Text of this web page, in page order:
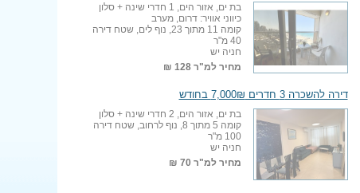
בת ים, אזור הים, 1 חדרי שינה + סלון
כיווני אוויר: דרום, מערב
קומה 11 מתוך 23, נוף לים, שטח דירה
40 מ"ר
חניה יש
מחיר למ"ר128 ₪
דירה להשכרה 3 חדרים 7,000₪ בחודש
בת ים, אזור הים, 2 חדרי שינה + סלון
קומה 5 מתוך 8, נוף לרחוב, שטח דירה
100 מ"ר
חניה יש
מחיר למ"ר 70 ₪